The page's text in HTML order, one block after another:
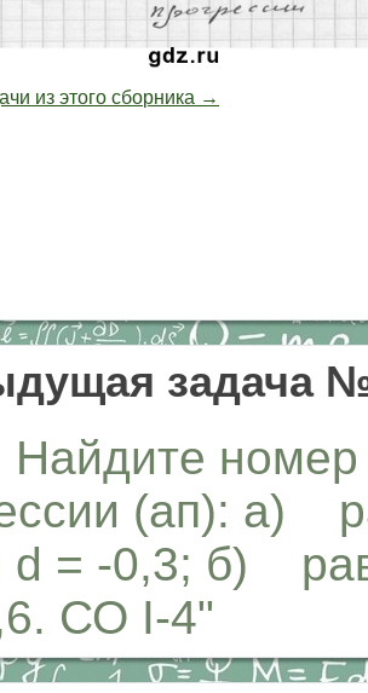
из этого сборника →
задача
номер
(ап): а)
d = -0,3; б)
СО I-4"